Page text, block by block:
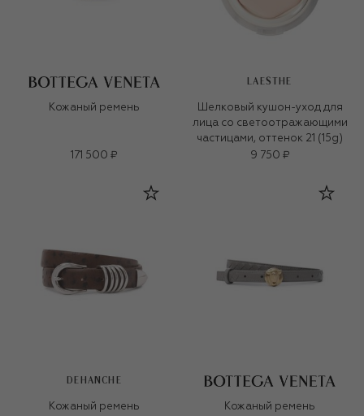
Кожаный ремень
171 500 ₽
LAESTHE
Шелковый кушон-уход для
лица со светоотражающими
частицами, оттенок 21 (15g)
9 750 ₽
DEHANCHE
Кожаный ремень
Кожаный ремень